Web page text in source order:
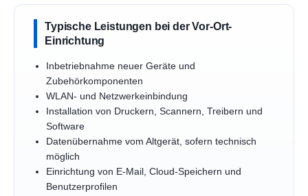
Typische Leistungen bei der Vor-Ort-
Einrichtung
Inbetriebnahme neuer Geräte und
Zubehörkomponenten
WLAN- und Netzwerkeinbindung
Installation von Druckern, Scannern, Treibern und
Software
Datenübernahme vom Altgerät, sofern technisch
möglich
Einrichtung von E-Mail, Cloud-Speichern und
Benutzerprofilen